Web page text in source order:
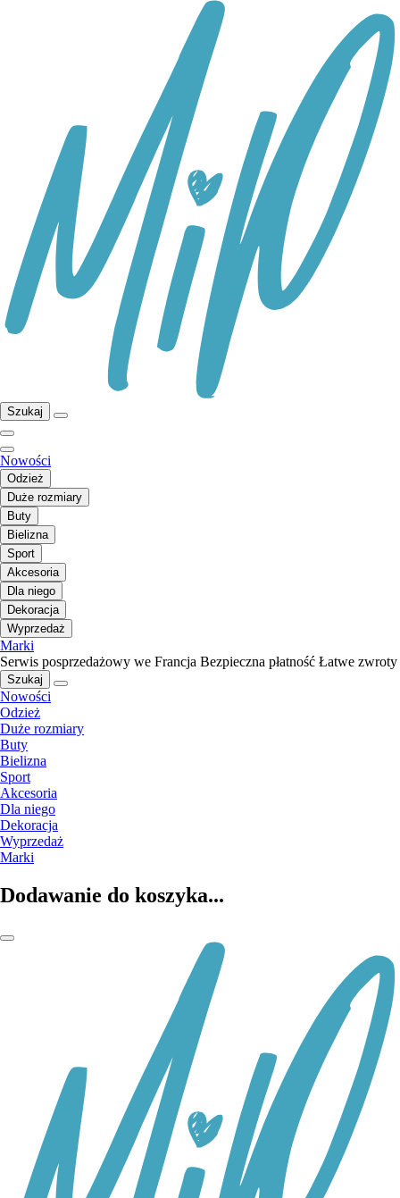
Szukaj
Nowości
Odzież
Duże rozmiary
Buty
Bielizna
Sport
Akcesoria
Dla niego
Dekoracja
Wyprzedaż
Marki
Serwis posprzedażowy we Francja Bezpieczna płatność Łatwe zwroty
Szukaj
Nowości
Odzież
Duże rozmiary
Buty
Bielizna
Sport
Akcesoria
Dla niego
Dekoracja
Wyprzedaż
Marki
Dodawanie do koszyka...